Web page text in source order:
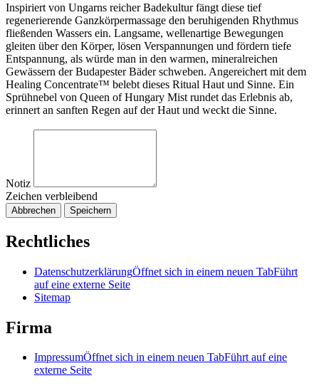
Inspiriert von Ungarns reicher Badekultur fängt diese tief
regenerierende Ganzkörpermassage den beruhigenden Rhythmus
fließenden Wassers ein. Langsame, wellenartige Bewegungen
gleiten über den Körper, lösen Verspannungen und fördern tiefe
Entspannung, als würde man in den warmen, mineralreichen
Gewässern der Budapester Bäder schweben. Angereichert mit dem
Healing Concentrate™ belebt dieses Ritual Haut und Sinne. Ein
Sprühnebel von Queen of Hungary Mist rundet das Erlebnis ab,
erinnert an sanften Regen auf der Haut und weckt die Sinne.
Notiz
Zeichen verbleibend
Abbrechen Speichern
Rechtliches
DatenschutzerklärungÖffnet sich in einem neuen TabFührt
auf eine externe Seite
Sitemap
Firma
ImpressumÖffnet sich in einem neuen TabFührt auf eine
externe Seite